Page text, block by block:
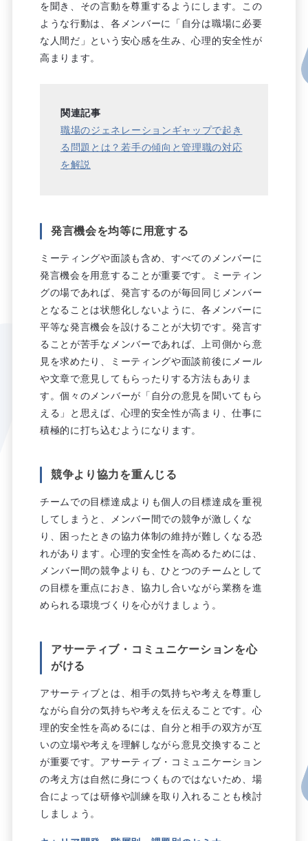
を聞き、その言動を尊重するようにします。この
ような行動は、各メンバーに「自分は職場に必要
な人間だ」という安心感を生み、心理的安全性が
高まります。
関連記事
職場のジェネレーションギャップで起き
る問題とは？若手の傾向と管理職の対応
を解説
発言機会を均等に用意する
ミーティングや面談も含め、すべてのメンバーに
発言機会を用意することが重要です。ミーティン
グの場であれば、発言するのが毎回同じメンバー
となることは状態化しないように、各メンバーに
平等な発言機会を設けることが大切です。発言す
ることが苦手なメンバーであれば、上司側から意
見を求めたり、ミーティングや面談前後にメール
や文章で意見してもらったりする方法もありま
す。個々のメンバーが「自分の意見を聞いてもら
える」と思えば、心理的安全性が高まり、仕事に
積極的に打ち込むようになります。
競争より協力を重んじる
チームでの目標達成よりも個人の目標達成を重視
してしまうと、メンバー間での競争が激しくな
り、困ったときの協力体制の維持が難しくなる恐
れがあります。心理的安全性を高めるためには、
メンバー間の競争よりも、ひとつのチームとして
の目標を重点におき、協力し合いながら業務を進
められる環境づくりを心がけましょう。
アサーティブ・コミュニケーションを心
がける
アサーティブとは、相手の気持ちや考えを尊重し
ながら自分の気持ちや考えを伝えることです。心
理的安全性を高めるには、自分と相手の双方が互
いの立場や考えを理解しながら意見交換すること
が重要です。アサーティブ・コミュニケーション
の考え方は自然に身につくものではないため、場
合によっては研修や訓練を取り入れることも検討
しましょう。